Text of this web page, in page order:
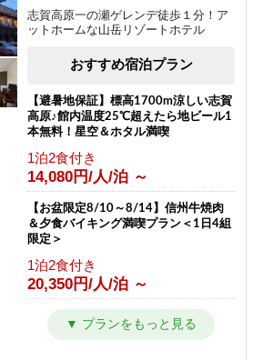
「志賀高原100トレイル」特別プラン
素泊まり
8,500円/人/泊 ～
20,000円/人/泊 ～
13,200円/人/泊 ～
限定217号室滞在 【ミドルクラス】
1泊2食付き
11,000円/人/泊 ～
お一人様 宿泊プラン
1泊2食付き
14,900円/人/泊 ～
志賀高原一の瀬ゲレンデ徒歩１分！ア
ットホームな山岳リゾートホテル
おすすめ宿泊プラン
【避暑地保証】標高1700m涼しい志賀
高原♪館内温度25℃超えたら地ビール1
本無料！星空＆ホタル満喫
1泊2食付き
14,080円/人/泊 ～
【お盆限定8/10～8/14】信州牛焼肉
＆夕食バイキング満喫プラン＜1日4組
限定＞
1泊2食付き
20,350円/人/泊 ～
【冬／１泊２食】志賀高原一の瀬スキ
ー場徒歩１分！ホテルジャパン志賀ス